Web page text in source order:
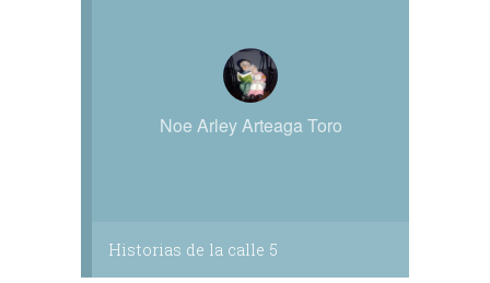
Noe Arley Arteaga Toro
Historias de la calle 5